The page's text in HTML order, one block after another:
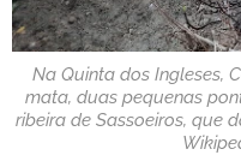
Na Quinta dos Ingleses,
mata, duas pequenas
ribeira de Sassoeiros, que